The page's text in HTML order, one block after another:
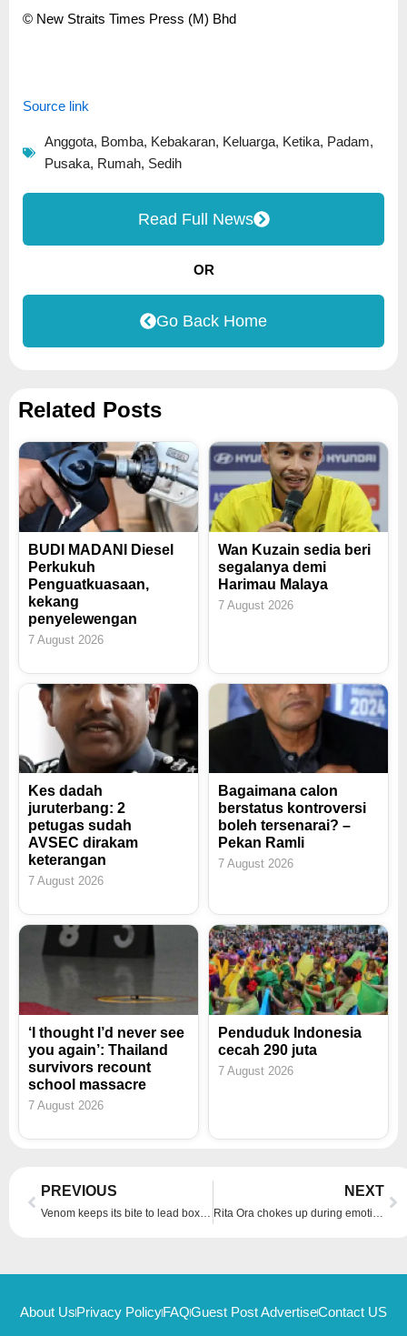
© New Straits Times Press (M) Bhd
Source link
Anggota, Bomba, Kebakaran, Keluarga, Ketika, Padam,
Pusaka, Rumah, Sedih
Read Full News
OR
Go Back Home
Related Posts
BUDI MADANI Diesel
Perkukuh
Penguatkuasaan,
kekang
penyelewengan
7 August 2026
Wan Kuzain sedia beri
segalanya demi
Harimau Malaya
7 August 2026
Kes dadah
juruterbang: 2
petugas sudah
AVSEC dirakam
keterangan
7 August 2026
Bagaimana calon
berstatus kontroversi
boleh tersenarai? –
Pekan Ramli
7 August 2026
‘I thought I’d never see
you again’: Thailand
survivors recount
school massacre
7 August 2026
Penduduk Indonesia
cecah 290 juta
7 August 2026
Prev
PREVIOUS
Venom keeps its bite to lead box office with another US$16m haul
NEXT
Rita Ora chokes up during emotional Liam Payne tribute at MTV Awards
About Us Privacy PolicyFAQGuest Post AdvertiseContact US